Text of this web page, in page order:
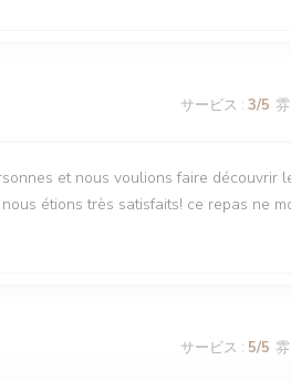
サービス : 3/5
et nous voulions faire découvrir
étions très satisfaits! ce repas ne
サービス : 5/5